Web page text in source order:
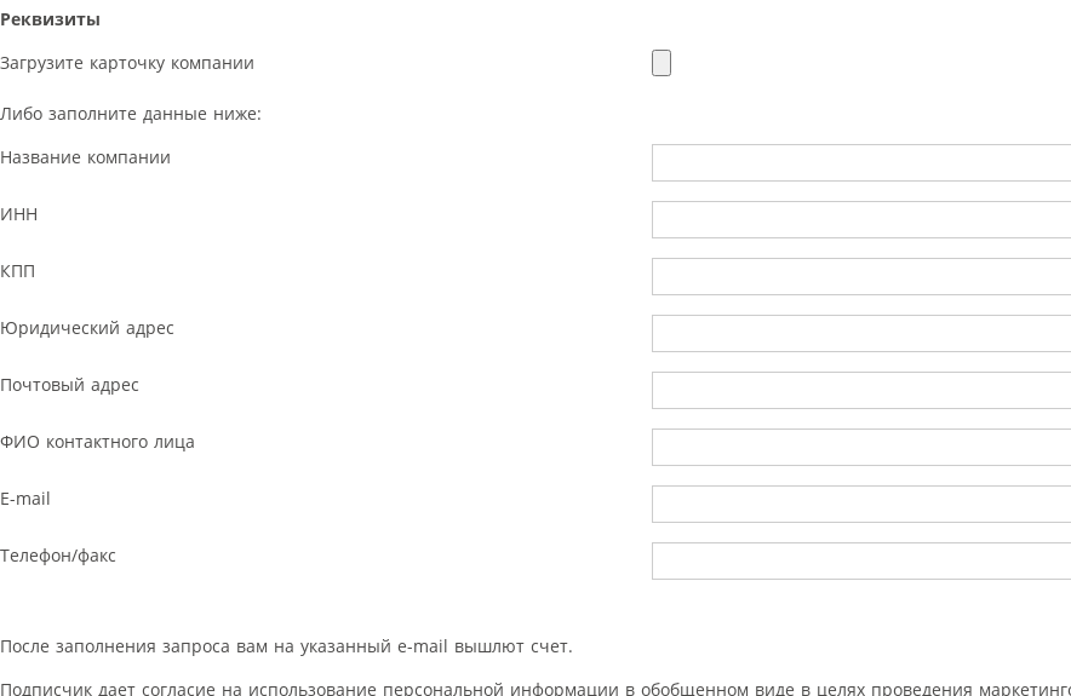
Реквизиты
Загрузите карточку компании
Либо заполните данные ниже:
Название компании
ИНН
КПП
Юридический адрес
Почтовый адрес
ФИО контактного лица
E-mail
Телефон/факс
После заполнения запроса вам на указанный e-mail вышлют счет.
Подписчик дает согласие на использование персональной информации в обобщенном виде в целях проведения